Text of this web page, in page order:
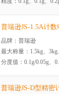
3、可接LP-50、ED-
秤盘尺寸：
更多型号可选：JS-
15E/JS-30E
供电方式：交流、直流
普瑞逊JS-1.5A计
品牌：普瑞逊
最大称量：1.5kg、
分度值：0.1g/0.05g、
显示方式：LCD显示
普瑞逊JS-D型精密